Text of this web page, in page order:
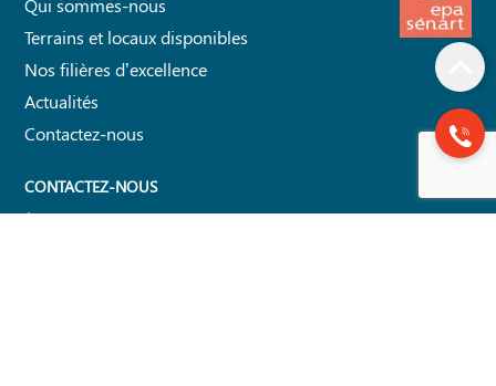
Qui sommes-nous
Terrains et locaux disponibles
Nos filières d’excellence
Actualités
Contactez-nous
CONTACTEZ-NOUS
Établissement Public d'Aménagement de Sénart